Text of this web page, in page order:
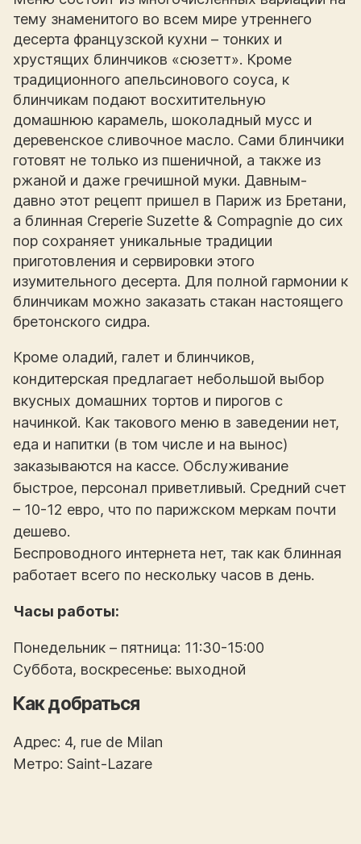
тему знаменитого во всем мире утреннего
десерта французской кухни – тонких и
хрустящих блинчиков «сюзетт». Кроме
традиционного апельсинового соуса, к
блинчикам подают восхитительную
домашнюю карамель, шоколадный мусс и
деревенское сливочное масло. Сами блинчики
готовят не только из пшеничной, а также из
ржаной и даже гречишной муки. Давным-
давно этот рецепт пришел в Париж из Бретани,
а блинная Creperie Suzette & Compagnie до сих
пор сохраняет уникальные традиции
приготовления и сервировки этого
изумительного десерта. Для полной гармонии к
блинчикам можно заказать стакан настоящего
бретонского сидра.
Кроме оладий, галет и блинчиков,
кондитерская предлагает небольшой выбор
вкусных домашних тортов и пирогов с
начинкой. Как такового меню в заведении нет,
еда и напитки (в том числе и на вынос)
заказываются на кассе. Обслуживание
быстрое, персонал приветливый. Средний счет
– 10-12 евро, что по парижском меркам почти
дешево.
Беспроводного интернета нет, так как блинная
работает всего по нескольку часов в день.
Часы работы:
Понедельник – пятница: 11:30-15:00
Суббота, воскресенье: выходной
Как добраться
Адрес: 4, rue de Milan
Метро: Saint-Lazare